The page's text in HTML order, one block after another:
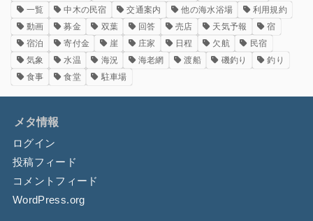
一覧
中木の民宿 交通案内 他の海水浴場
利用規約
動画
募金 双葉 回答 売店 天気予報
宿
宿泊
寄付金 崖 庄家 日程 欠航
民宿
気象
水温 海況 海老網 渡船 磯釣り
釣り
食事
食堂 駐車場
メタ情報
ログイン
投稿フィード
コメントフィード
WordPress.org